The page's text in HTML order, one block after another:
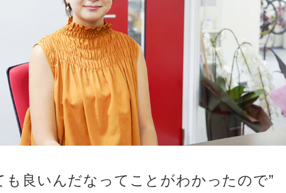
も良いんだなってことがわかったので”